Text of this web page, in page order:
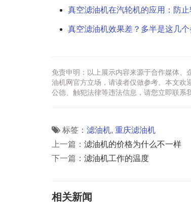
真空滤油机在汽轮机的应用：防
真空滤油机效果差？多半是这几个
免责申明：以上展示内容来源于合作媒体
油机网官方立场，请读者仅做参考。本文欢
公德、触犯法律等违法信息，请您立即联系
标签： 滤油机, 重庆滤油机
上一篇： 滤油机的价格为什么不一样
下一篇： 滤油机工作的温度
相关新闻